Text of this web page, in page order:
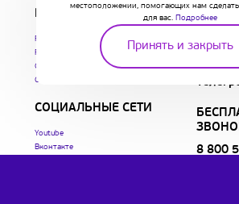
Регистрация участия
Регистрация ведущих
Стать членом команды
Стать партнером
СОЦИАЛЬНЫЕ СЕТИ
Youtube
Вконтакте
Обратная
Вопросы и
8 800
местоположении, помогающих нам сделать
для вас. Подробнее
Принять и закрыть